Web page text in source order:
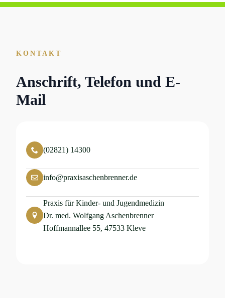
KONTAKT
Anschrift, Telefon und E-
Mail
(02821) 14300
info@praxisaschenbrenner.de
Praxis für Kinder- und Jugendmedizin
Dr. med. Wolfgang Aschenbrenner
Hoffmannallee 55, 47533 Kleve